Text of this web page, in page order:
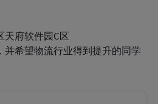
天府软件园C区
希望物流行业得到提升的同学